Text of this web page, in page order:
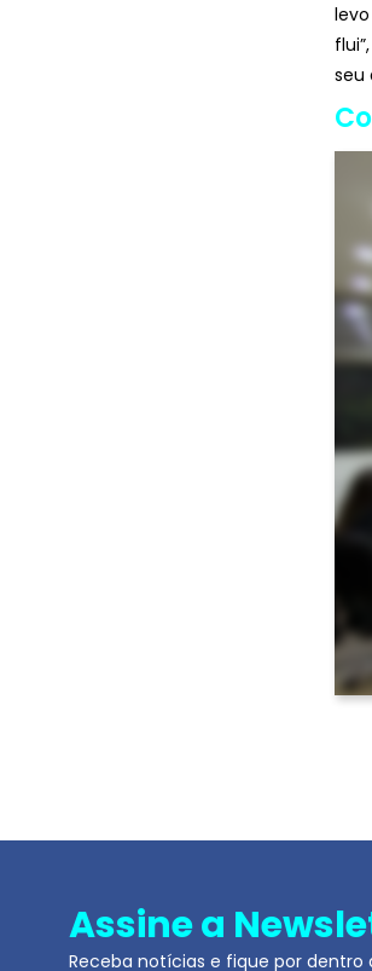
seu
Assine a
Receba notícias e fique por